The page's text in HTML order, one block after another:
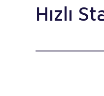
Hızlı